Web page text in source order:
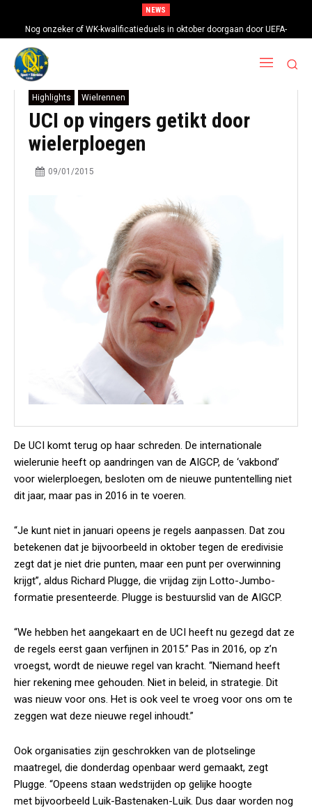
NEWS
Nog onzeker of WK-kwalificatieduels in oktober doorgaan door UEFA-
boycot
Highlights Wielrennen
UCI op vingers getikt door
wielerploegen
09/01/2015
De UCI komt terug op haar schreden. De internationale
wielerunie heeft op aandringen van de AIGCP, de ‘vakbond’
voor wielerploegen, besloten om de nieuwe puntentelling niet
dit jaar, maar pas in 2016 in te voeren.
“Je kunt niet in januari opeens je regels aanpassen. Dat zou
betekenen dat je bijvoorbeeld in oktober tegen de eredivisie
zegt dat je niet drie punten, maar een punt per overwinning
krijgt”, aldus Richard Plugge, die vrijdag zijn Lotto-Jumbo-
formatie presenteerde. Plugge is bestuurslid van de AIGCP.
“We hebben het aangekaart en de UCI heeft nu gezegd dat ze
de regels eerst gaan verfijnen in 2015.” Pas in 2016, op z’n
vroegst, wordt de nieuwe regel van kracht. “Niemand heeft
hier rekening mee gehouden. Niet in beleid, in strategie. Dit
was nieuw voor ons. Het is ook veel te vroeg voor ons om te
zeggen wat deze nieuwe regel inhoudt.”
Ook organisaties zijn geschrokken van de plotselinge
maatregel, die donderdag openbaar werd gemaakt, zegt
Plugge. “Opeens staan wedstrijden op gelijke hoogte
met bijvoorbeeld Luik-Bastenaken-Luik. Dus daar worden nog